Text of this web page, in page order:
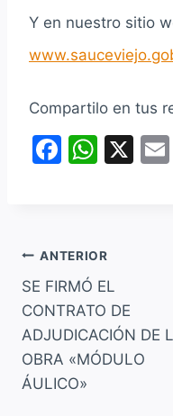
Y en nuestro sitio
Compartilo en tus
F
b
o
o
k
W
A
p
p
X
Navegación
de
entradas
ANTERIOR
SE FIRMÓ EL
CONTRATO DE
ADJUDICACIÓN DE
OBRA «MÓDULO
ÁULICO»